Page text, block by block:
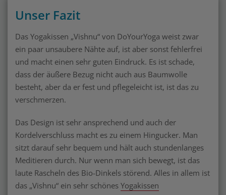
Unser Fazit
Das Yogakissen „Vishnu“ von DoYourYoga weist zwar
ein paar unsaubere Nähte auf, ist aber sonst fehlerfrei
und macht einen sehr guten Eindruck. Es ist schade,
dass der äußere Bezug nicht auch aus Baumwolle
besteht, aber da er fest und pflegeleicht ist, ist das zu
verschmerzen.
Das Design ist sehr ansprechend und auch der
Kordelverschluss macht es zu einem Hingucker. Man
sitzt darauf sehr bequem und hält auch stundenlanges
Meditieren durch. Nur wenn man sich bewegt, ist das
laute Rascheln des Bio-Dinkels störend. Alles in allem ist
das „Vishnu“ ein sehr schönes Yogakissen